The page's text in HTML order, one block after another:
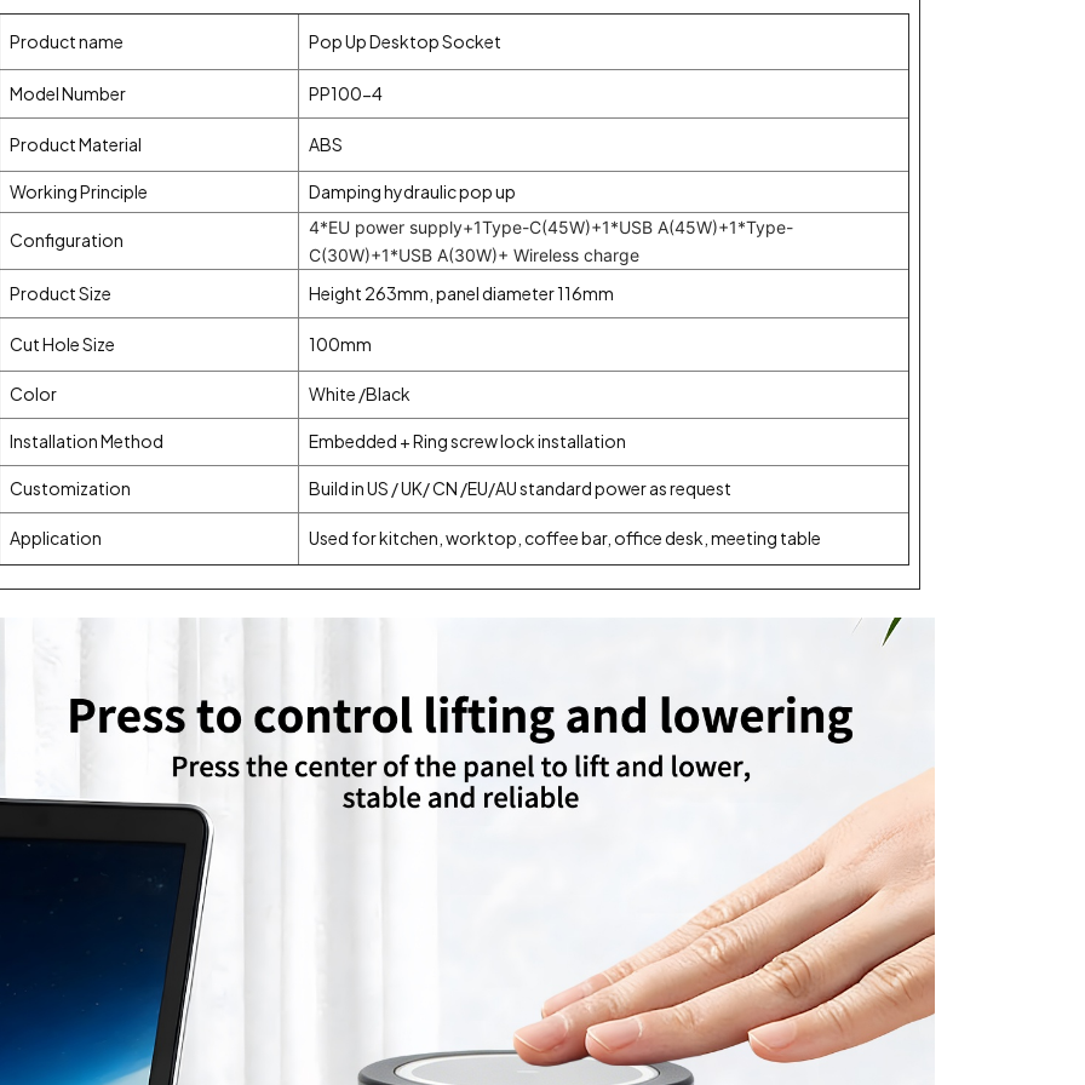
Product name Pop Up Desktop Socket
Model Number PP100-4
Product Material ABS
Working Principle Damping hydraulic pop up
Configuration
4*EU power supply+1Type-C(45W)+1*USB A(45W)+1*Type-
C(30W)+1*USB A(30W)+ Wireless charge
Product Size Height 263mm, panel diameter 116mm
Cut Hole Size 100mm
Color White /Black
Installation Method Embedded + Ring screw lock installation
Customization Build in US / UK/ CN /EU/AU standard power as request
Application Used for kitchen, worktop, coffee bar, office desk, meeting table